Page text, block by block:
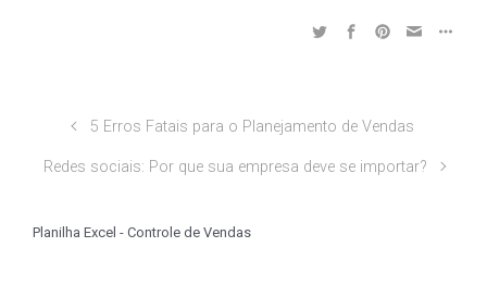
5 Erros Fatais para o Planejamento de Vendas
Redes sociais: Por que sua empresa deve se importar?
Planilha Excel - Controle de Vendas